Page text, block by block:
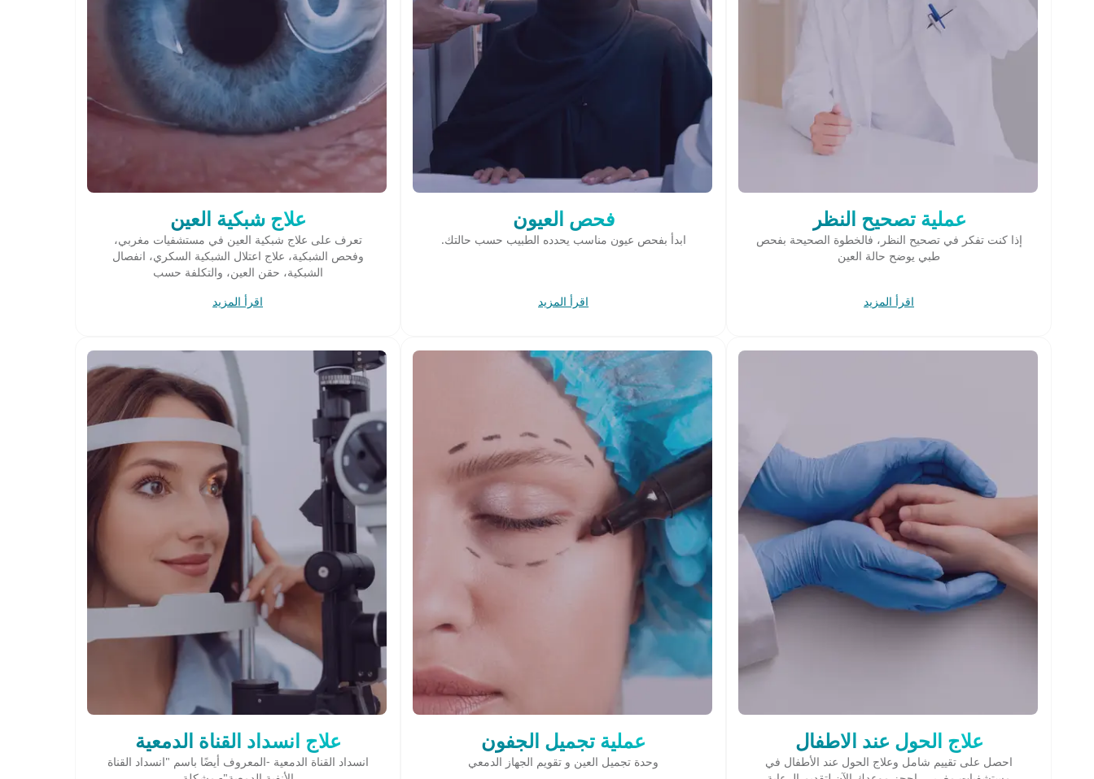
عملية تصحيح النظر
إذا كنت تفكر في تصحيح النظر، فالخطوة الصحيحة بفحص
طبي يوضح حالة العين
اقرأ المزيد
فحص العيون
ابدأ بفحص عيون مناسب يحدده الطبيب حسب حالتك.
اقرأ المزيد
علاج شبكية العين
تعرف على علاج شبكية العين في مستشفيات مغربي،
وفحص الشبكية، علاج اعتلال الشبكية السكري، انفصال
الشبكية، حقن العين، والتكلفة حسب
اقرأ المزيد
علاج الحول عند الاطفال
احصل على تقييم شامل وعلاج الحول عند الأطفال في
عملية تجميل الجفون
وحدة تجميل العين و تقويم الجهاز الدمعي
علاج انسداد القناة الدمعية
انسداد القناة الدمعية -المعروف أيضًا باسم "انسداد القناة